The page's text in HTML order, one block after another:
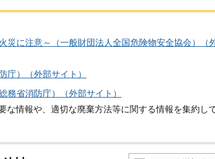
災に注意～（一般財団法人全国危険物安全協会）（
庁）（外部サイト）
務省消防庁）（外部サイト）
な情報や、適切な廃棄方法等に関する情報を集約し